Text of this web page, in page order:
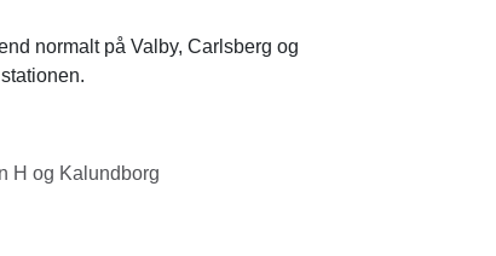
normalt på Valby, Carlsberg og
H og Kalundborg